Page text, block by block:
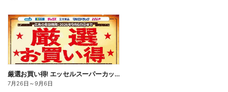
厳選お買い得! エッセルスーパーカップ
7月26日 ～9月6日